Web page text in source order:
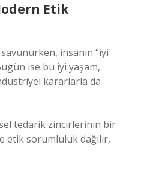
Etik
insanın “iyi
ise bu iyi yaşam,
kararlarla da
tedarik zincirlerinin bir
etik sorumluluk dağılır,